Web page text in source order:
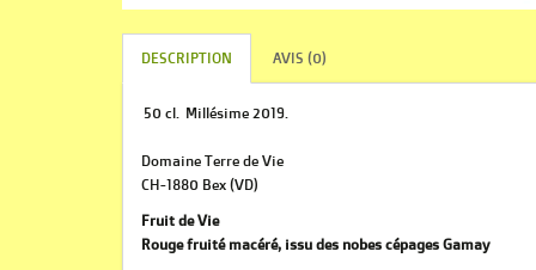
DESCRIPTION AVIS (0)
50 cl. Millésime 2019.
Domaine Terre de Vie
CH-1880 Bex (VD)
Fruit de Vie
Rouge fruité macéré, issu des nobes cépages Gamay